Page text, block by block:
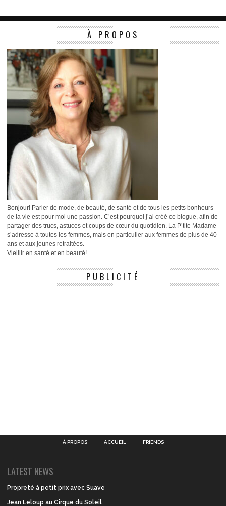
À PROPOS
Bonjour! Parler de mode, de beauté, de santé et de tous les petits bonheurs
de la vie est pour moi une passion. C’est pourquoi j’ai créé ce blogue, afin de
partager des trucs, astuces et coups de cœur du quotidien. La P’tite Madame
s’adresse à toutes les femmes, mais en particulier aux femmes de plus de 40
ans et aux jeunes retraitées.
Vieillir en santé et en beauté!
PUBLICITÉ
À PROPOS ACCUEIL FRIENDS
LATEST NEWS
Propreté à petit prix avec Suave
Jean Leloup au Cirque du Soleil